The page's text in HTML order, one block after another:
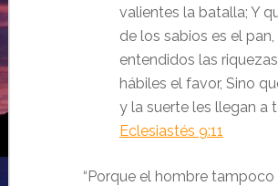
valientes la batalla; Y
de los sabios es el pan,
entendidos las riquezas,
hábiles el favor, Sino
y la suerte les llegan a
Eclesiastés 9:11
“Porque el hombre tampoco